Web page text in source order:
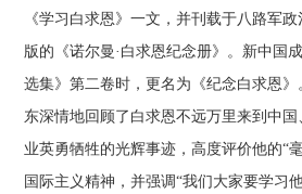
《学习白求恩》一文，并刊载于八路军
版的《诺尔曼·白求恩纪念册》。新中国
选集》第二卷时，更名为《纪念白求恩
东深情地回顾了白求恩不远万里来到中
业英勇牺牲的光辉事迹，高度评价他的“
国际主义精神，并强调“我们大家要学习